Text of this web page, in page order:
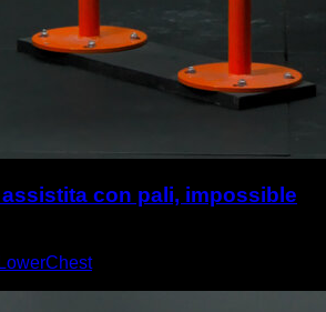
con pali, impossible